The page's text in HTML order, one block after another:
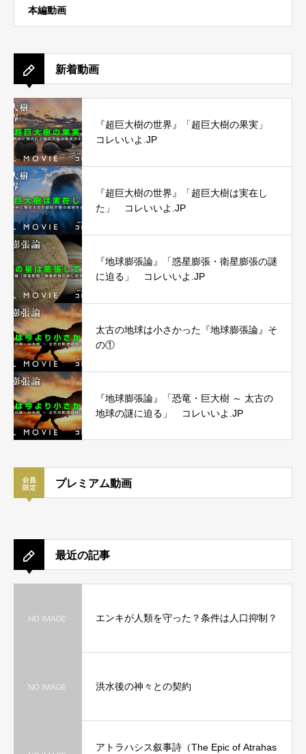
本編動画
新着動画
『超巨大樹の世界』「超巨大樹の果実」
コレいいよ.JP
『超巨大樹の世界』「超巨大樹は実在し
た」 コレいいよ.JP
『地球膨張論』「惑星膨張・衛星膨張の謎
に迫る」 コレいいよ.JP
太古の地球は小さかった『地球膨張論』そ
の①
『地球膨張論』「恐竜・巨大樹 ～ 太古の
地球の謎に迫る」 コレいいよ.JP
プレミアム動画
最近の記事
エンキが人類を守った？条件は人口抑制？
洪水後の神々との契約
アトラハシス叙事詩（The Epic of Atrahas